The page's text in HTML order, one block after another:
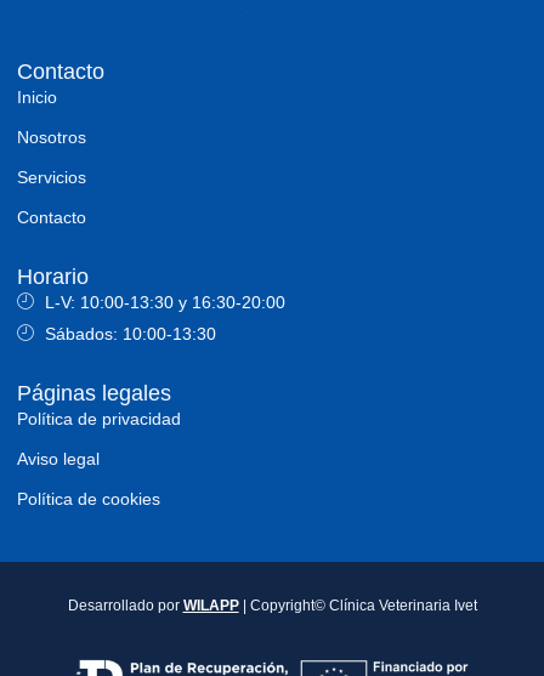
Contacto
Inicio
Nosotros
Servicios
Contacto
Horario
L-V: 10:00-13:30 y 16:30-20:00
Sábados: 10:00-13:30
Páginas legales
Política de privacidad
Aviso legal
Política de cookies
Desarrollado por WILAPP| Copyright© Clínica Veterinaria Ivet